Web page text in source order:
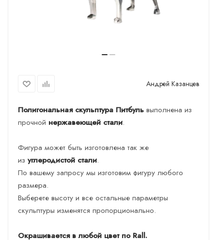
Андрей Казанцев
Полигональная скульптура Питбуль выполнена из
прочной нержавеющей стали.
Фигура может быть изготовлена так же
из углеродистой стали.
По вашему запросу мы изготовим фигуру любого
размера.
Выберете высоту и все остальные параметры
скульптуры изменятся пропорционально.
Окрашивается в любой цвет по Rall.